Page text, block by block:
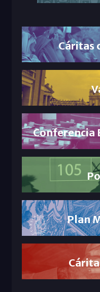
Cáritas
Conferencia
Plan